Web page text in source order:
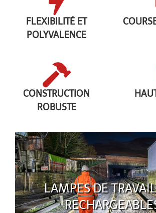
FLEXIBILITÉ ET
POLYVALENCE
CONSTRUCTION
ROBUSTE
LAMPES DE